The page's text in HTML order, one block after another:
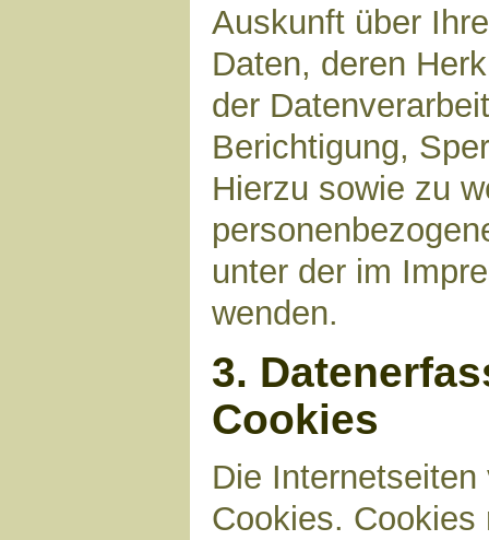
Auskunft über
Daten, deren
der
Berichtigung,
Hierzu sowie zu
unter der im
wenden.
3.
Cookies
Die
Cookies.